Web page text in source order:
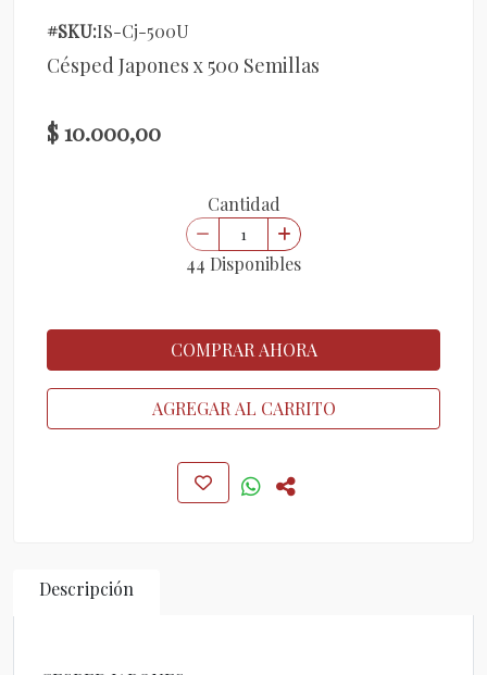
#SKU:IS-Cj-500U
Césped Japones x 500 Semillas
$ 10.000,00
Cantidad
44 Disponibles
COMPRAR AHORA
AGREGAR AL CARRITO
Descripción